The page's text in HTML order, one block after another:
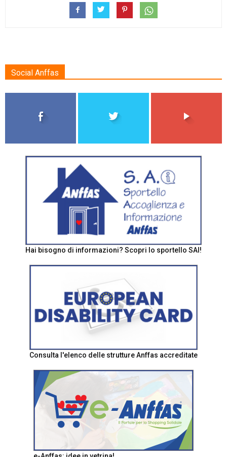
Social Anffas
Hai bisogno di informazioni? Scopri lo sportello SAI!
Consulta l'elenco delle strutture Anffas accreditate